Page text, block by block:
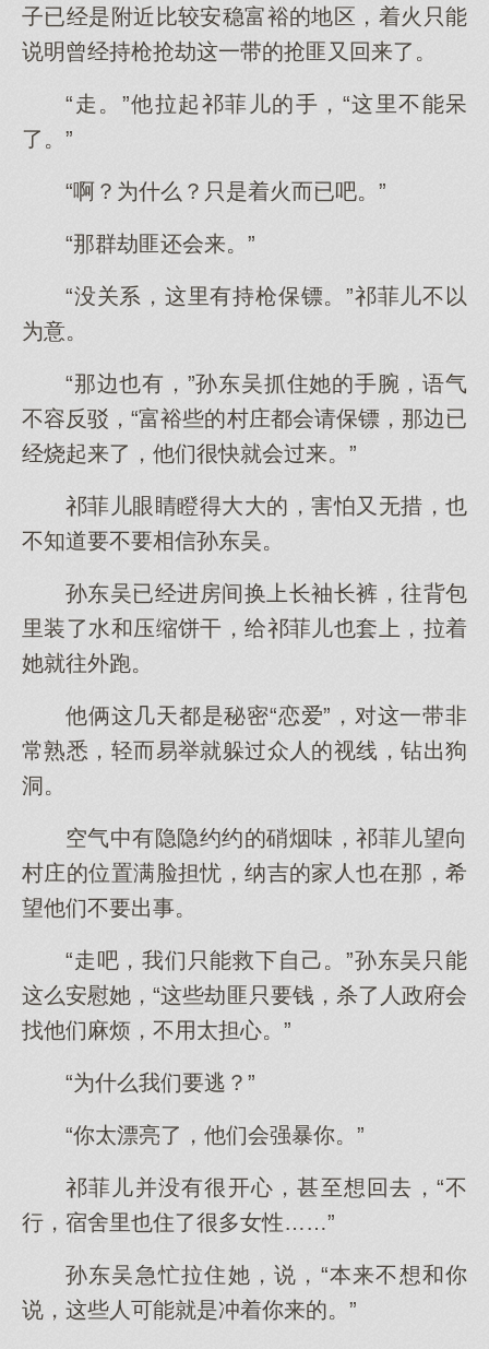
子已经是附近比较安稳富裕的地区，着火只能
说明曾经持枪抢劫这一带的抢匪又回来了。
“走。”他拉起祁菲儿的手，“这里不能呆
了。”
“啊？为什么？只是着火而已吧。”
“那群劫匪还会来。”
“没关系，这里有持枪保镖。”祁菲儿不以
为意。
“那边也有，”孙东吴抓住她的手腕，语气
不容反驳，“富裕些的村庄都会请保镖，那边已
经烧起来了，他们很快就会过来。”
祁菲儿眼睛瞪得大大的，害怕又无措，也
不知道要不要相信孙东吴。
孙东吴已经进房间换上长袖长裤，往背包
里装了水和压缩饼干，给祁菲儿也套上，拉着
她就往外跑。
他俩这几天都是秘密“恋爱”，对这一带非
常熟悉，轻而易举就躲过众人的视线，钻出狗
洞。
空气中有隐隐约约的硝烟味，祁菲儿望向
村庄的位置满脸担忧，纳吉的家人也在那，希
望他们不要出事。
“走吧，我们只能救下自己。”孙东吴只能
这么安慰她，“这些劫匪只要钱，杀了人政府会
找他们麻烦，不用太担心。”
“为什么我们要逃？”
“你太漂亮了，他们会强暴你。”
祁菲儿并没有很开心，甚至想回去，“不
行，宿舍里也住了很多女性……”
孙东吴急忙拉住她，说，“本来不想和你
说，这些人可能就是冲着你来的。”